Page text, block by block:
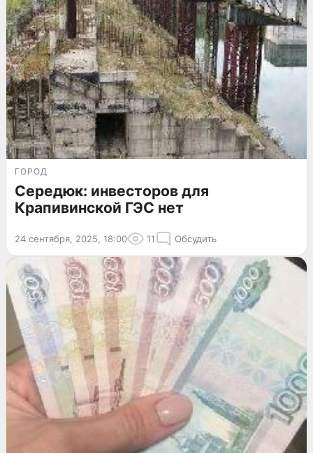
ГОРОД
Середюк: инвесторов для
Крапивинской ГЭС нет
24 сентября, 2025, 18:00 11 Обсудить